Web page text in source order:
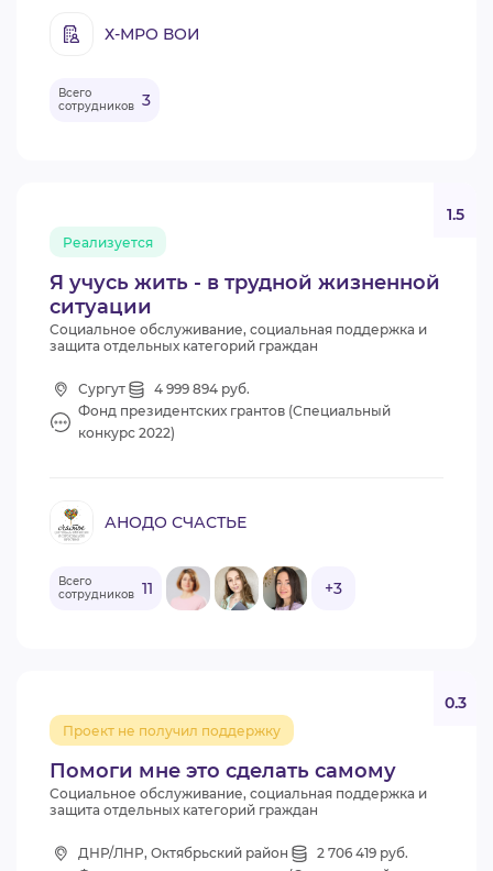
Х-МРО ВОИ
Всего
сотрудников 3
Я учусь жить - в трудной жизненной
ситуации
Реализуется
1.5
Социальное обслуживание, социальная поддержка и
защита отдельных категорий граждан
Сургут
4 999 894 руб.
Фонд президентских грантов (Специальный
конкурс 2022)
АНОДО СЧАСТЬЕ
Всего
сотрудников 11 +3
Помоги мне это сделать самому
Проект не получил поддержку
0.3
Социальное обслуживание, социальная поддержка и
защита отдельных категорий граждан
ДНР/ЛНР, Октябрьский район
2 706 419 руб.